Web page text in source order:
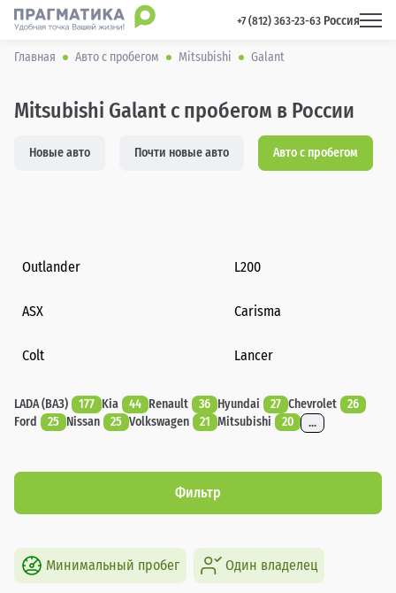
+7 (812) 363-23-63 Россия
Главная Авто с пробегом Mitsubishi Galant
Mitsubishi Galant с пробегом в России
Новые авто Почти новые авто Авто с пробегом
Outlander L200
ASX Carisma
Colt Lancer
LADA (ВАЗ) 177 Kia 44 Renault 36 Hyundai 27 Chevrolet
26
Ford
25 Nissan 25 Volkswagen 21 Mitsubishi 20 ...
Фильтр
Минимальный пробег Один владелец